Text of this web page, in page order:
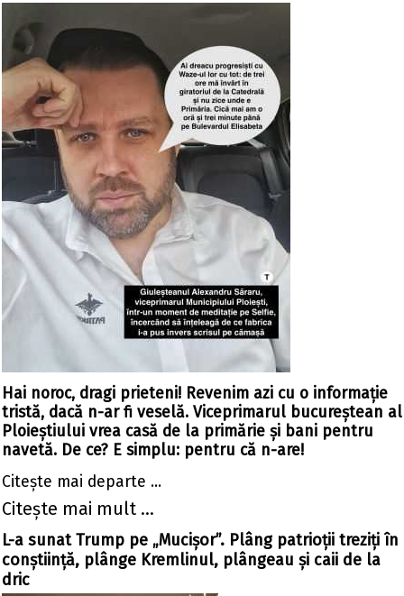
Hai noroc, dragi prieteni! Revenim azi cu o informație
tristă, dacă n-ar fi veselă. Viceprimarul bucureștean al
Ploieștiului vrea casă de la primărie și bani pentru
navetă. De ce? E simplu: pentru că n-are!
Citeşte mai departe ...
Citeşte mai mult ...
L-a sunat Trump pe „Mucișor”. Plâng patrioții treziți în
conștiință, plânge Kremlinul, plângeau și caii de la
dric